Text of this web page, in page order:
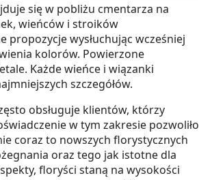
się w pobliżu cmentarza na
wieńców i stroików
propozycje wysłuchując wcześniej
kolorów. Powierzone
Każde wieńce i wiązanki
szczegółów.
obsługuje klientów, którzy
w tym zakresie pozwoliło
coraz to nowszych florystycznych
oraz tego jak istotne dla
floryści staną na wysokości